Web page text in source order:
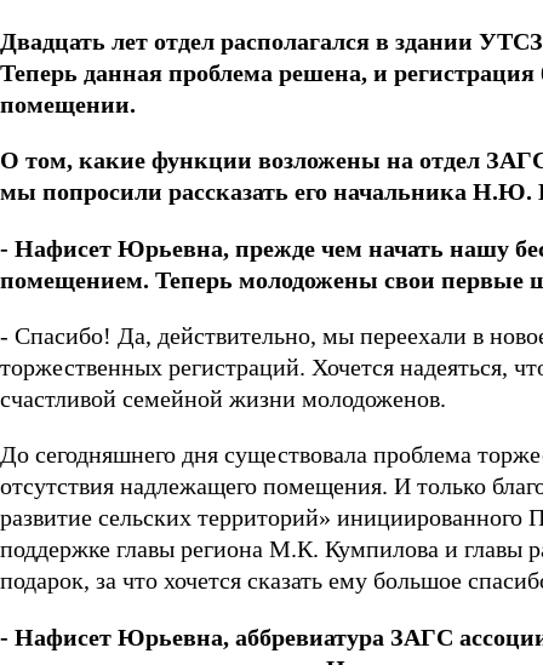
Двадцать лет отдел располагался в здании
Теперь данная проблема решена, и
помещении.
О том, какие функции возложены на отдел
мы попросили рассказать его начальника Н.Ю.
- Нафисет Юрьевна, прежде чем начать нашу
помещением. Теперь молодожены свои первые
- Спасибо! Да, действительно, мы переехали в
торжественных регистраций. Хочется надеяться,
счастливой семейной жизни молодоженов.
До сегодняшнего дня существовала проблема
отсутствия надлежащего помещения. И только
развитие сельских территорий»
поддержке главы региона М.К. Кумпилова и главы
подарок, за что хочется сказать ему большое
- Нафисет Юрьевна, аббревиатура ЗАГС